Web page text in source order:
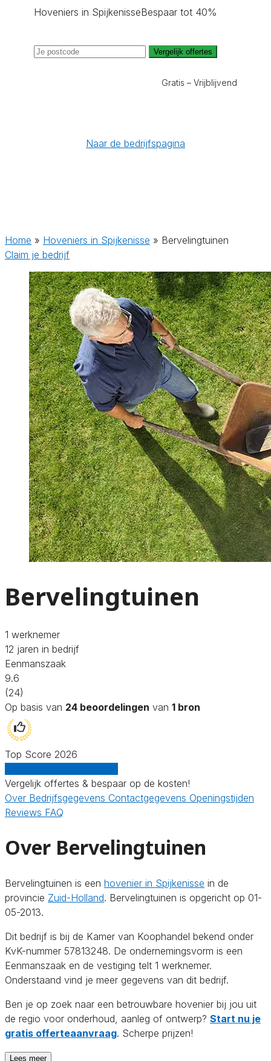
Hoveniers in SpijkenisseBespaar tot 40%
Vergelijk offertes
Gratis – Vrijblijvend
Naar de bedrijfspagina
Home » Hoveniers in Spijkenisse » Bervelingtuinen
Claim je bedrijf
Bervelingtuinen
1 werknemer
12 jaren in bedrijf
Eenmanszaak
9.6
(24)
Op basis van 24 beoordelingen van 1 bron
Top Score 2026
Vergelijk offertes & bespaar op de kosten!
Over Bedrijfsgegevens Contactgegevens Openingstijden
Reviews FAQ
Over Bervelingtuinen
Bervelingtuinen is een hovenier in Spijkenisse in de
provincie Zuid-Holland. Bervelingtuinen is opgericht op 01-
05-2013.
Dit bedrijf is bij de Kamer van Koophandel bekend onder
KvK-nummer 57813248. De ondernemingsvorm is een
Eenmanszaak en de vestiging telt 1 werknemer.
Onderstaand vind je meer gegevens van dit bedrijf.
Ben je op zoek naar een betrouwbare hovenier bij jou uit
de regio voor onderhoud, aanleg of ontwerp? Start nu je
gratis offerteaanvraag. Scherpe prijzen!
Lees meer